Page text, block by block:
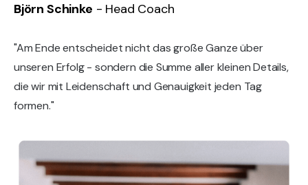
Björn Schinke - Head Coach
"Am Ende entscheidet nicht das große Ganze über
unseren Erfolg - sondern die Summe aller kleinen Details,
die wir mit Leidenschaft und Genauigkeit jeden Tag
formen."